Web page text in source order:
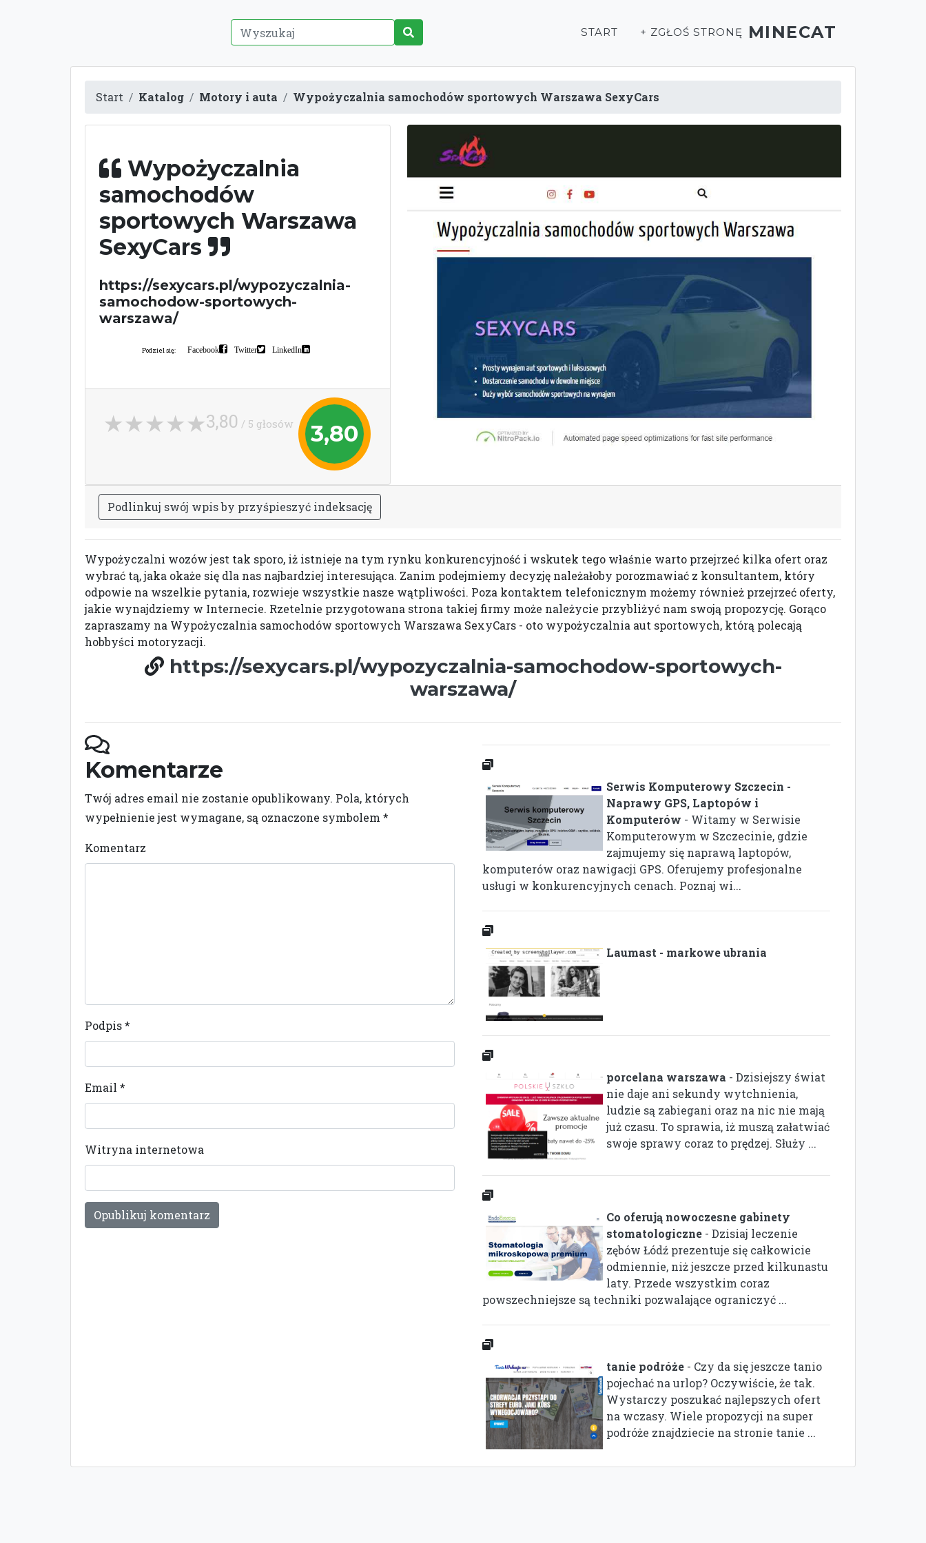
START + ZGŁOŚ STRONĘ MINECAT
Start Katalog Motory i auta Wypożyczalnia samochodów sportowych Warszawa SexyCars
Wypożyczalnia
samochodów
sportowych Warszawa
SexyCars
https://sexycars.pl/wypozyczalnia-
samochodow-sportowych-
warszawa/
Podziel się: Facebook Twitter LinkedIn
3,80
3,80 / 5 głosów
Podlinkuj swój wpisby przyśpieszyć indeksację
Wypożyczalni wozów jest tak sporo, iż istnieje na tym rynku konkurencyjność i wskutek tego właśnie warto przejrzeć kilka ofert oraz
wybrać tą, jaka okaże się dla nas najbardziej interesująca. Zanim podejmiemy decyzję należałoby porozmawiać z konsultantem, który
odpowie na wszelkie pytania, rozwieje wszystkie nasze wątpliwości. Poza kontaktem telefonicznym możemy również przejrzeć oferty,
jakie wynajdziemy w Internecie. Rzetelnie przygotowana strona takiej firmy może należycie przybliżyć nam swoją propozycję. Gorąco
zapraszamy na Wypożyczalnia samochodów sportowych Warszawa SexyCars - oto wypożyczalnia aut sportowych, którą polecają
hobbyści motoryzacji.
https://sexycars.pl/wypozyczalnia-samochodow-sportowych-
warszawa/
Komentarze
Twój adres email nie zostanie opublikowany. Pola, których
wypełnienie jest wymagane, są oznaczone symbolem *
Komentarz
Podpis*
Email *
Witryna internetowa
Serwis Komputerowy Szczecin -
Naprawy GPS, Laptopów i
Komputerów - Witamy w Serwisie
Komputerowym w Szczecinie, gdzie
zajmujemy się naprawą laptopów,
komputerów oraz nawigacji GPS. Oferujemy profesjonalne
usługi w konkurencyjnych cenach. Poznaj wi...
Laumast - markowe ubrania
porcelana warszawa - Dzisiejszy świat
nie daje ani sekundy wytchnienia,
ludzie są zabiegani oraz na nic nie mają
już czasu. To sprawia, iż muszą załatwiać
swoje sprawy coraz to prędzej. Służy ...
Co oferują nowoczesne gabinety
stomatologiczne - Dzisiaj leczenie
zębów Łódź prezentuje się całkowicie
odmiennie, niż jeszcze przed kilkunastu
laty. Przede wszystkim coraz
powszechniejsze są techniki pozwalające ograniczyć ...
tanie podróże - Czy da się jeszcze tanio
pojechać na urlop? Oczywiście, że tak.
Wystarczy poszukać najlepszych ofert
na wczasy. Wiele propozycji na super
podróże znajdziecie na stronie tanie ...